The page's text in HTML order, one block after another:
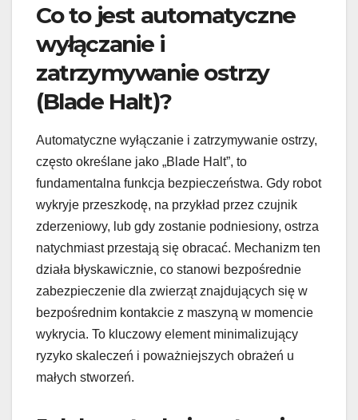
Co to jest automatyczne
wyłączanie i
zatrzymywanie ostrzy
(Blade Halt)?
Automatyczne wyłączanie i zatrzymywanie ostrzy,
często określane jako „Blade Halt”, to
fundamentalna funkcja bezpieczeństwa. Gdy robot
wykryje przeszkodę, na przykład przez czujnik
zderzeniowy, lub gdy zostanie podniesiony, ostrza
natychmiast przestają się obracać. Mechanizm ten
działa błyskawicznie, co stanowi bezpośrednie
zabezpieczenie dla zwierząt znajdujących się w
bezpośrednim kontakcie z maszyną w momencie
wykrycia. To kluczowy element minimalizujący
ryzyko skaleczeń i poważniejszych obrażeń u
małych stworzeń.